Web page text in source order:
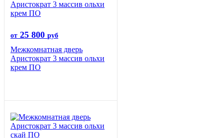
от 25 800 руб
Межкомнатная дверь
Аристократ 3 массив ольхи
крем ПО